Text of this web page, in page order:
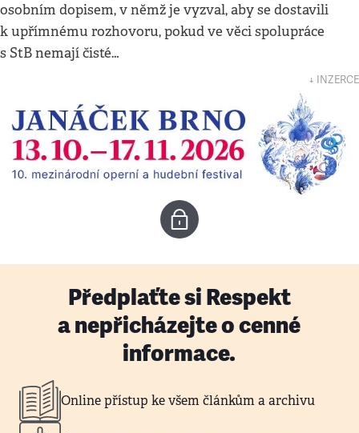
osobním dopisem, v němž je vyzval, aby se dostavili
k upřímnému rozhovoru, pokud ve věci spolupráce
s StB nemají čisté…
↓ INZERCE
Předplaťte si Respekt
a nepřicházejte o cenné
informace.
Online přístup ke všem článkům a archivu